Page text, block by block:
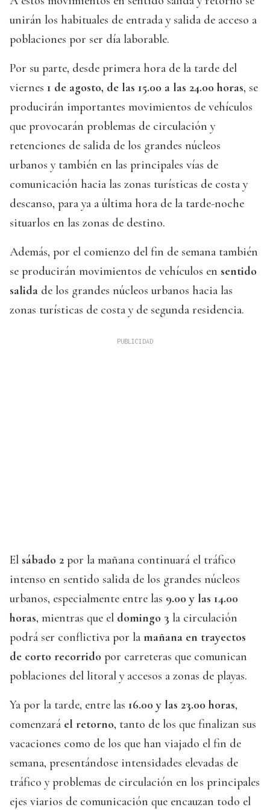
unirán los habituales de entrada y salida de acceso a
poblaciones por ser día laborable.
Por su parte, desde primera hora de la tarde del
viernes 1 de agosto, de las 15.00 a las 24.00 horas, se
producirán importantes movimientos de vehículos
que provocarán problemas de circulación y
retenciones de salida de los grandes núcleos
urbanos y también en las principales vías de
comunicación hacia las zonas turísticas de costa y
descanso, para ya a última hora de la tarde-noche
situarlos en las zonas de destino.
Además, por el comienzo del fin de semana también
se producirán movimientos de vehículos en sentido
salida de los grandes núcleos urbanos hacia las
zonas turísticas de costa y de segunda residencia.
El sábado 2 por la mañana continuará el tráfico
intenso en sentido salida de los grandes núcleos
urbanos, especialmente entre las 9.00 y las 14.00
horas, mientras que el domingo 3 la circulación
podrá ser conflictiva por la mañana en trayectos
de corto recorrido por carreteras que comunican
poblaciones del litoral y accesos a zonas de playas.
Ya por la tarde, entre las 16.00 y las 23.00 horas,
comenzará el retorno, tanto de los que finalizan sus
vacaciones como de los que han viajado el fin de
semana, presentándose intensidades elevadas de
tráfico y problemas de circulación en los principales
ejes viarios de comunicación que encauzan todo el